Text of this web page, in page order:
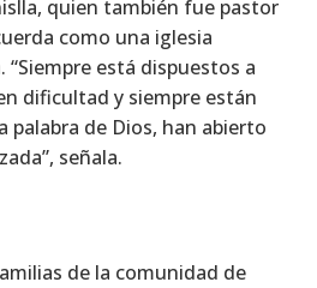
quien también fue pastor
como una iglesia
está dispuestos a
dificultad y siempre están
palabra de Dios, han abierto
señala.
de la comunidad de